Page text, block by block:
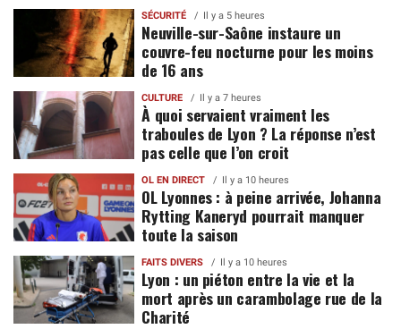
SÉCURITÉ Il y a 5 heures
Neuville-sur-Saône instaure un
couvre-feu nocturne pour les moins
de 16 ans
CULTURE Il y a 7 heures
À quoi servaient vraiment les
traboules de Lyon ? La réponse n’est
pas celle que l’on croit
OL EN DIRECT Il y a 10 heures
OL Lyonnes : à peine arrivée, Johanna
Rytting Kaneryd pourrait manquer
toute la saison
FAITS DIVERS Il y a 10 heures
Lyon : un piéton entre la vie et la
mort après un carambolage rue de la
Charité